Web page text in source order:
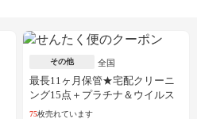
その他 全国
最長11ヶ月保管★宅配クリーニ
ング15点＋プラチナ＆ウイルス
加工
75枚売れています